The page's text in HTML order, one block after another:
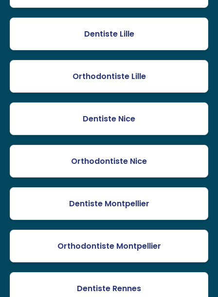
Dentiste Lille
Orthodontiste Lille
Dentiste Nice
Orthodontiste Nice
Dentiste Montpellier
Orthodontiste Montpellier
Dentiste Rennes